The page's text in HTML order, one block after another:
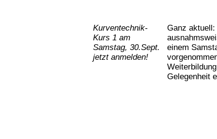
Kurventechnik-
Kurs 1 am
Samstag, 30.Sept.
jetzt anmelden!
Ganz
einem
Gelegenheit